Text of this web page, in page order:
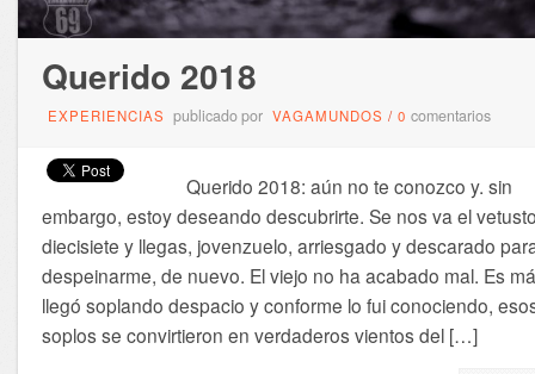
Querido 2018
EXPERIENCIAS publicado por VAGAMUNDOS / 0 comentarios
Querido 2018: aún no te conozco y. sin
embargo, estoy deseando descubrirte. Se nos va el
diecisiete y llegas, jovenzuelo, arriesgado y descarado
despeinarme, de nuevo. El viejo no ha acabado mal. Es
llegó soplando despacio y conforme lo fui conociendo,
soplos se convirtieron en verdaderos vientos del […]